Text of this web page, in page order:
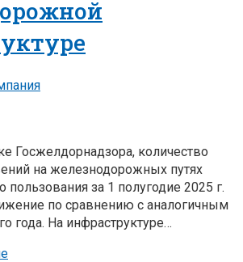
Госжелдорнадзора, количество
на железнодорожных путях
за 1 полугодие 2025 г.
по сравнению с аналогичным
года. На инфраструктуре…